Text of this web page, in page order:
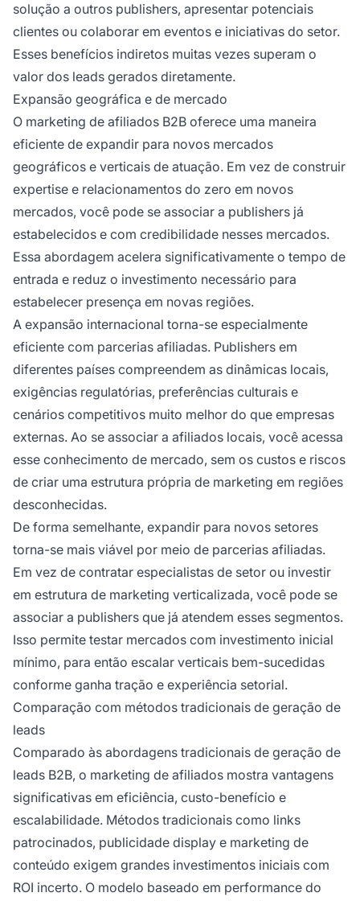
solução a outros publishers, apresentar potenciais
clientes ou colaborar em eventos e iniciativas do setor.
Esses benefícios indiretos muitas vezes superam o
valor dos leads gerados diretamente.
Expansão geográfica e de mercado
O marketing de afiliados B2B oferece uma maneira
eficiente de expandir para novos mercados
geográficos e verticais de atuação. Em vez de construir
expertise e relacionamentos do zero em novos
mercados, você pode se associar a publishers já
estabelecidos e com credibilidade nesses mercados.
Essa abordagem acelera significativamente o tempo de
entrada e reduz o investimento necessário para
estabelecer presença em novas regiões.
A expansão internacional torna-se especialmente
eficiente com parcerias afiliadas. Publishers em
diferentes países compreendem as dinâmicas locais,
exigências regulatórias, preferências culturais e
cenários competitivos muito melhor do que empresas
externas. Ao se associar a afiliados locais, você acessa
esse conhecimento de mercado, sem os custos e riscos
de criar uma estrutura própria de marketing em regiões
desconhecidas.
De forma semelhante, expandir para novos setores
torna-se mais viável por meio de parcerias afiliadas.
Em vez de contratar especialistas de setor ou investir
em estrutura de marketing verticalizada, você pode se
associar a publishers que já atendem esses segmentos.
Isso permite testar mercados com investimento inicial
mínimo, para então escalar verticais bem-sucedidas
conforme ganha tração e experiência setorial.
Comparação com métodos tradicionais de geração de
leads
Comparado às abordagens tradicionais de geração de
leads B2B, o marketing de afiliados mostra vantagens
significativas em eficiência, custo-benefício e
escalabilidade. Métodos tradicionais como links
patrocinados, publicidade display e marketing de
conteúdo exigem grandes investimentos iniciais com
ROI incerto. O modelo baseado em performance do